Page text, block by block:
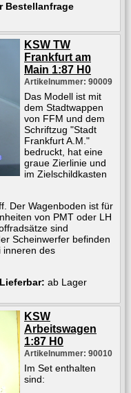
Bestellanfrage
KSW TW
Frankfurt am
Main 1:87 H0
Artikelnummer: 90009
Das Modell ist mit
dem Stadtwappen
von FFM und dem
Schriftzug "Stadt
Frankfurt A.M."
bedruckt, hat eine
graue Zierlinie und
im Zielschildkasten
Der Wagenboden ist für
von PMT oder LH
sind
Scheinwerfer befinden
inneren des
Lieferbar: ab Lager
KSW
Arbeitswagen
1:87 H0
Artikelnummer: 90010
Im Set enthalten
sind: